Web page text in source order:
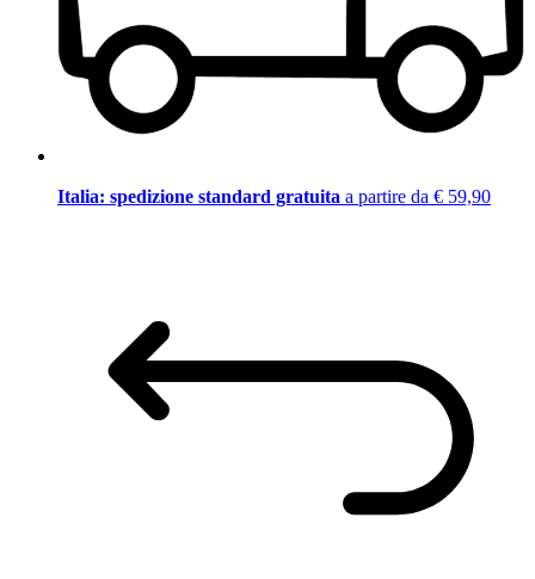
Italia: spedizione standard gratuita a partire da € 59,90